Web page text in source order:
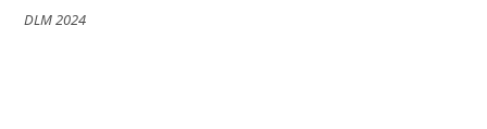
DLM 2024